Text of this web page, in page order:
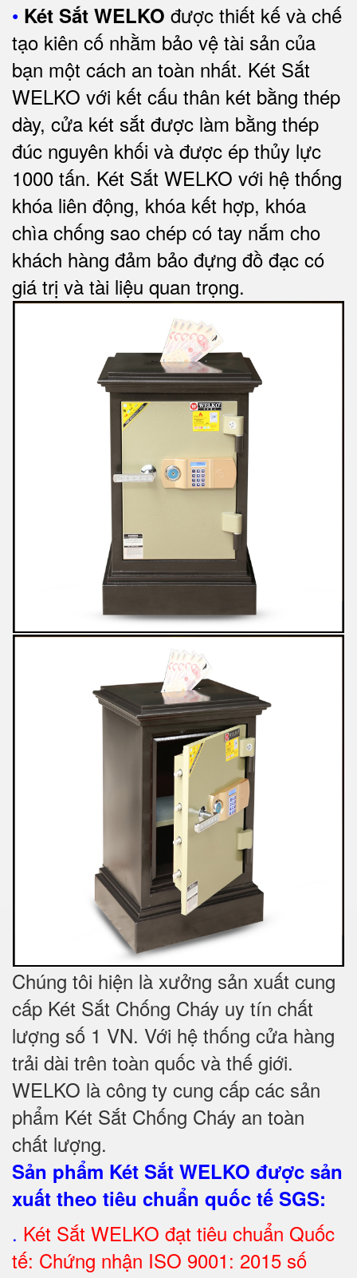
• Két Sắt WELKO được thiết kế và chế
tạo kiên cố nhằm bảo vệ tài sản của
bạn một cách an toàn nhất. Két Sắt
WELKO với kết cấu thân két bằng thép
dày, cửa két sắt được làm bằng thép
đúc nguyên khối và được ép thủy lực
1000 tấn. Két Sắt WELKO với hệ thống
khóa liên động, khóa kết hợp, khóa
chìa chống sao chép có tay nắm cho
khách hàng đảm bảo đựng đồ đạc có
giá trị và tài liệu quan trọng.
Chúng tôi hiện là xưởng sản xuất cung
cấp Két Sắt Chống Cháy uy tín chất
lượng số 1 VN. Với hệ thống cửa hàng
trải dài trên toàn quốc và thế giới.
WELKO là công ty cung cấp các sản
phẩm Két Sắt Chống Cháy an toàn
chất lượng.
Sản phẩm Két Sắt WELKO được sản
xuất theo tiêu chuẩn quốc tế SGS:
. Két Sắt WELKO đạt tiêu chuẩn Quốc
tế: Chứng nhận ISO 9001: 2015 số